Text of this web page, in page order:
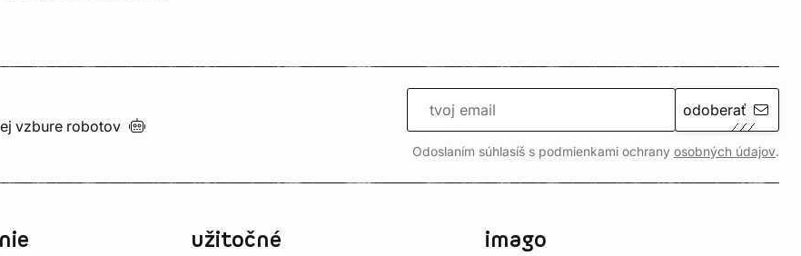
vzbure robotov
odoberať
Odoslaním súhlasíš s podmienkami ochrany osobných údajov.
užitočné imago